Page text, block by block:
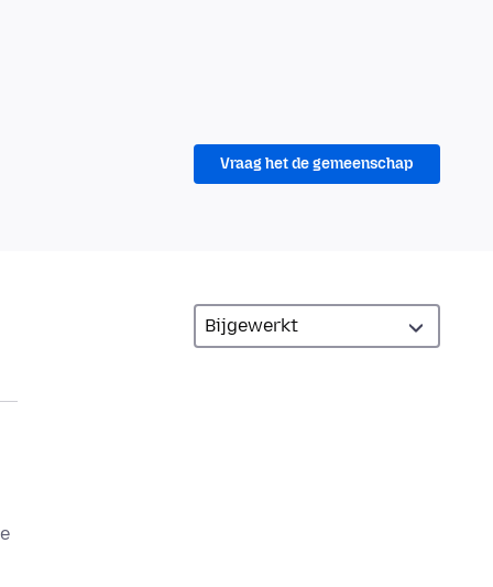
Vraag het de gemeenschap